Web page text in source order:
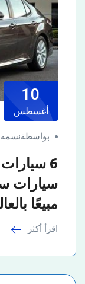
10
أغسطس
سيارات
مبيعًا
اقرأ أكثر